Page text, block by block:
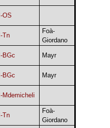
I-OS
I-Tn
Foà-
Giordano
I-BGc Mayr
I-BGc Mayr
I-Mdemicheli
I-Tn
Foà-
Giordano